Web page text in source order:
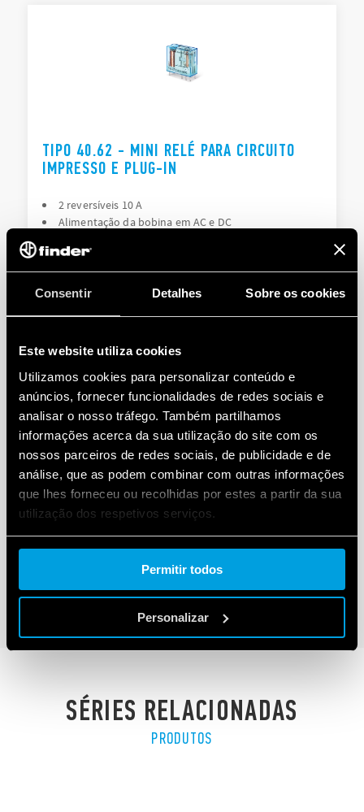
Consentir Detalhes Sobre os cookies
Este website utiliza cookies
Utilizamos cookies para personalizar conteúdo e
anúncios, fornecer funcionalidades de redes sociais e
analisar o nosso tráfego. Também partilhamos
informações acerca da sua utilização do site com os
nossos parceiros de redes sociais, de publicidade e de
análise, que as podem combinar com outras informações
que lhes forneceu ou recolhidas por estes a partir da sua
utilização dos respetivos serviços.
Cookie policy.
Permitir todos
Personalizar
TIPO 40.62 - MINI RELÉ PARA CIRCUITO
IMPRESSO E PLUG-IN
2 reversíveis 10 A
Alimentação da bobina em AC e DC
DETALHES
TIPO 40.XX.6 - MINI RELÉ PARA CIRCUITO
IMPRESSO E PLUG-IN
3.5 ou 5.0 mm distância pinos
Categoria de proteção ambiental: RT II - à prova de
fluxo (Standard) - RT III - lavável (Versão especial)
SÉRIES RELACIONADAS
PRODUTOS